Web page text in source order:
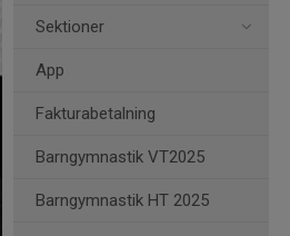
Sektioner
App
Fakturabetalning
Barngymnastik VT2025
Barngymnastik HT 2025